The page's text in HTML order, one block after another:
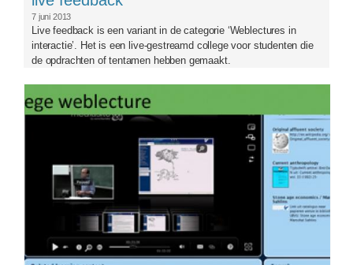
7 juni 2013
Live feedback is een variant in de categorie ‘Weblectures in
interactie’. Het is een live-gestreamd college voor studenten die
de opdrachten of tentamen hebben gemaakt.
verrijkte-weblecturecarouse.jpg